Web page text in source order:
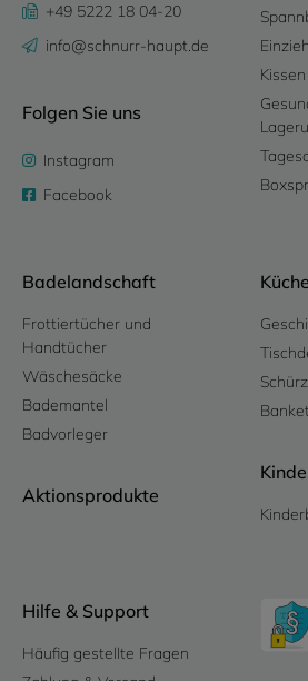
+49 5222 18 04-20
info@schnurr-haupt.de
Folgen Sie uns
Instagram
Facebook
Kissen
Badelandschaft
Frottiertücher und
Handtücher
Wäschesäcke
Bademantel
Badvorleger
Aktionsprodukte
Hilfe & Support
Häufig gestellte Fragen